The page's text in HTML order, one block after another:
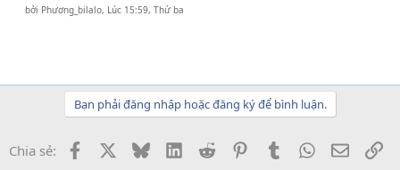
bởi Phương_bilalo, Lúc 15:59, Thứ ba
Bạn phải đăng nhập hoặc đăng ký để bình luận.
Chia sẻ: Facebook BlueskyLinkedInReddit PinterestTumblrWhatsApp
Email